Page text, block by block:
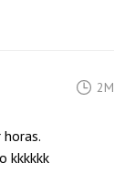
2M
kkkkkk